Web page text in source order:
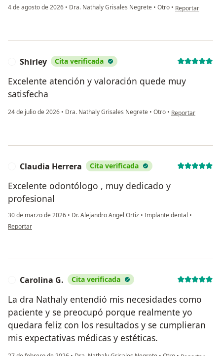
4 de agosto de 2026 • Dra. Nathaly Grisales Negrete • Otro • en opinión del
Reportar
Shirley Cita verificada
Excelente atención y valoración quede muy
satisfecha
24 de julio de 2026 • Dra. Nathaly Grisales Negrete • Otro • en opinión del
Reportar
Claudia Herrera Cita verificada
Excelente odontólogo , muy dedicado y
profesional
30 de marzo de 2026 • Dr. Alejandro Angel Ortiz • Implante dental •
en opinión del usuario Claudia Herrera
Reportar
Carolina G. Cita verificada
La dra Nathaly entendió mis necesidades como
paciente y se preocupó porque realmente yo
quedara feliz con los resultados y se cumplieran
mis expectativas médicas y estéticas.
en opinión del